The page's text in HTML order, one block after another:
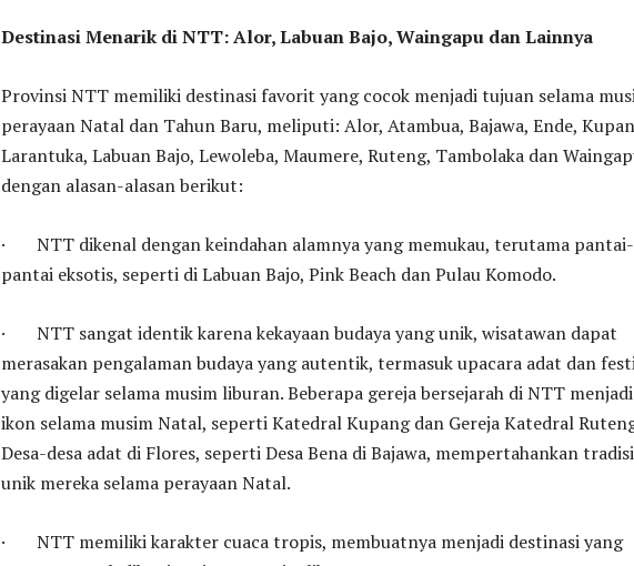
Destinasi Menarik di NTT: Alor, Labuan Bajo, Waingapu dan Lainnya
Provinsi NTT memiliki destinasi favorit yang cocok menjadi tujuan selama
perayaan Natal dan Tahun Baru, meliputi: Alor, Atambua, Bajawa, Ende,
Larantuka, Labuan Bajo, Lewoleba, Maumere, Ruteng, Tambolaka dan
dengan alasan-alasan berikut:
· NTT dikenal dengan keindahan alamnya yang memukau, terutama pantai-
pantai eksotis, seperti di Labuan Bajo, Pink Beach dan Pulau Komodo.
· NTT sangat identik karena kekayaan budaya yang unik, wisatawan dapat
merasakan pengalaman budaya yang autentik, termasuk upacara adat dan
yang digelar selama musim liburan. Beberapa gereja bersejarah di NTT menjadi
ikon selama musim Natal, seperti Katedral Kupang dan Gereja Katedral
Desa-desa adat di Flores, seperti Desa Bena di Bajawa, mempertahankan tradisi
unik mereka selama perayaan Natal.
· NTT memiliki karakter cuaca tropis, membuatnya menjadi destinasi yang